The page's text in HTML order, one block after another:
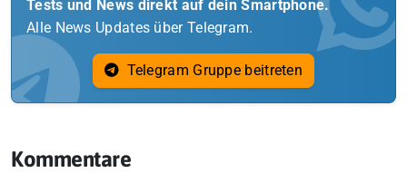
Tests und News direkt auf dein Smartphone.
Alle News Updates über Telegram.
Telegram Gruppe beitreten
Kommentare